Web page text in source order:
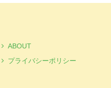
ABOUT
プライバシーポリシー